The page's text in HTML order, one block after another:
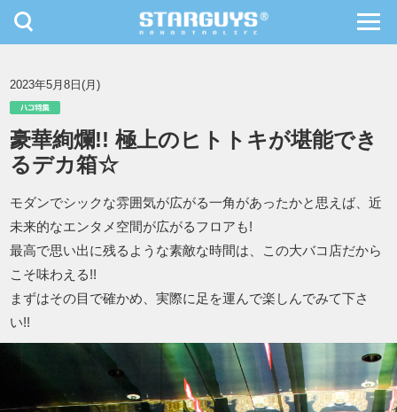
toggle
navigation
2023年5月8日(月)
豪華絢爛!! 極上のヒトトキが堪能でき
るデカ箱☆
モダンでシックな雰囲気が広がる一角があったかと思えば、近
未来的なエンタメ空間が広がるフロアも!
最高で思い出に残るような素敵な時間は、この大バコ店だから
こそ味わえる!!
まずはその目で確かめ、実際に足を運んで楽しんでみて下さ
い!!